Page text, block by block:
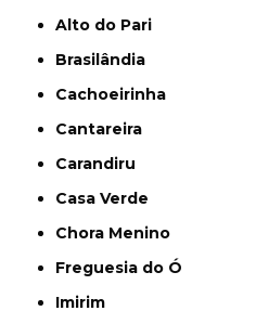
Alto do Pari
Brasilândia
Cachoeirinha
Cantareira
Carandiru
Casa Verde
Chora Menino
Freguesia do Ó
Imirim